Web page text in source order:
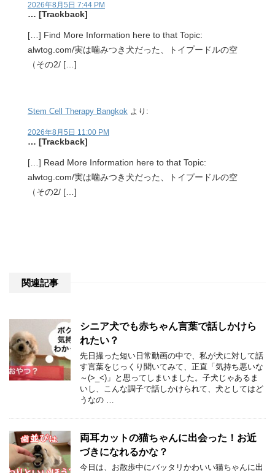
2026年8月5日 7:44 PM
… [Trackback]
[…] Find More Information here to that Topic:
alwtog.com/実は噛みつき犬だった、トイプードルの空
（その2/ […]
Stem Cell Therapy Bangkok より:
2026年8月5日 11:00 PM
… [Trackback]
[…] Read More Information here to that Topic:
alwtog.com/実は噛みつき犬だった、トイプードルの空
（その2/ […]
関連記事
シニア犬でも赤ちゃん言葉で話しかけら
れたい？
先日撮った短い日常動画の中で、私が犬に対して話
す言葉をじっくり聞いてみて、正直「気持ち悪いな
～(>_<)」と思ってしまいました。子犬じゃあるま
いし、こんな調子で話しかけられて、犬としてはど
うなの …
両耳カットの猫ちゃんに出会った！お近
づきになれるかな？
今日は、お散歩中にバッタリかわいい猫ちゃんに出